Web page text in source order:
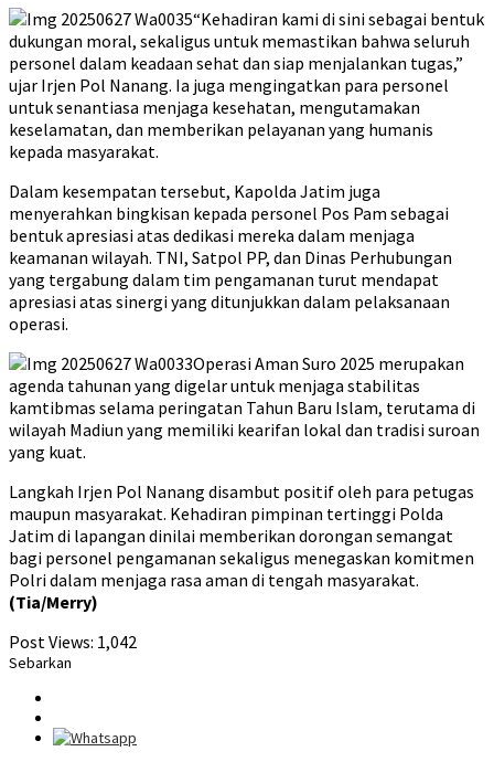
“Kehadiran kami di sini sebagai bentuk
dukungan moral, sekaligus untuk memastikan bahwa seluruh
personel dalam keadaan sehat dan siap menjalankan tugas,”
ujar Irjen Pol Nanang. Ia juga mengingatkan para personel
untuk senantiasa menjaga kesehatan, mengutamakan
keselamatan, dan memberikan pelayanan yang humanis
kepada masyarakat.
Dalam kesempatan tersebut, Kapolda Jatim juga
menyerahkan bingkisan kepada personel Pos Pam sebagai
bentuk apresiasi atas dedikasi mereka dalam menjaga
keamanan wilayah. TNI, Satpol PP, dan Dinas Perhubungan
yang tergabung dalam tim pengamanan turut mendapat
apresiasi atas sinergi yang ditunjukkan dalam pelaksanaan
operasi.
Operasi Aman Suro 2025 merupakan
agenda tahunan yang digelar untuk menjaga stabilitas
kamtibmas selama peringatan Tahun Baru Islam, terutama di
wilayah Madiun yang memiliki kearifan lokal dan tradisi suroan
yang kuat.
Langkah Irjen Pol Nanang disambut positif oleh para petugas
maupun masyarakat. Kehadiran pimpinan tertinggi Polda
Jatim di lapangan dinilai memberikan dorongan semangat
bagi personel pengamanan sekaligus menegaskan komitmen
Polri dalam menjaga rasa aman di tengah masyarakat.
(Tia/Merry)
Post Views: 1,042
Sebarkan